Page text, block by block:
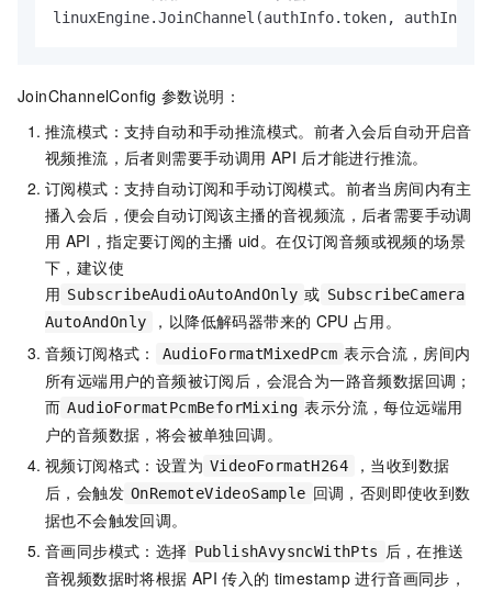
linuxEngine.JoinChannel(authInfo.token,
JoinChannelConfig 参数说明：
推流模式：支持自动和手动推流模式。前者入会后自动开启音
视频推流，后者则需要手动调用 API 后才能进行推流。
订阅模式：支持自动订阅和手动订阅模式。前者当房间内有主
播入会后，便会自动订阅该主播的音视频流，后者需要手动调
用 API，指定要订阅的主播 uid。在仅订阅音频或视频的场景
下，建议使
用 SubscribeAudioAutoAndOnly 或 SubscribeCamera
AutoAndOnly
，以降低解码器带来的 CPU 占用。
音频订阅格式：
AudioFormatMixedPcm 表示合流，房间内
所有远端用户的音频被订阅后，会混合为一路音频数据回调；
而 AudioFormatPcmBeforMixing 表示分流，每位远端用
户的音频数据，将会被单独回调。
视频订阅格式：设置为 VideoFormatH264
，当收到数据
后，会触发 OnRemoteVideoSample 回调，否则即使收到数
据也不会触发回调。
音画同步模式：选择 PublishAvysncWithPts
后，在推送
音视频数据时将根据 API 传入的 timestamp 进行音画同步，